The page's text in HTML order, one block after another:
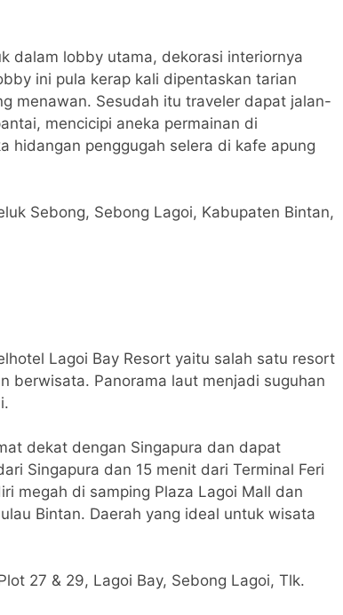
dalam lobby utama, dekorasi interiornya
ini pula kerap kali dipentaskan tarian
menawan. Sesudah itu traveler dapat jalan-
mencicipi aneka permainan di
hidangan penggugah selera di kafe apung
Sebong, Sebong Lagoi, Kabupaten Bintan,
Lagoi Bay Resort yaitu salah satu resort
berwisata. Panorama laut menjadi suguhan
dekat dengan Singapura dan dapat
Singapura dan 15 menit dari Terminal Feri
megah di samping Plaza Lagoi Mall dan
Bintan. Daerah yang ideal untuk wisata
27 & 29, Lagoi Bay, Sebong Lagoi, Tlk.